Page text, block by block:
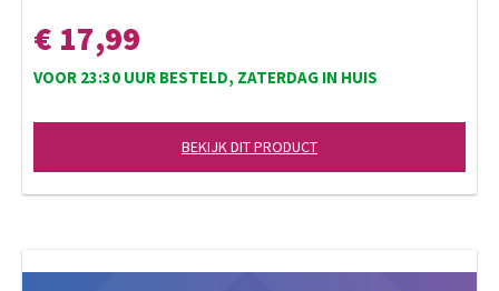
€ 17,99
VOOR 23:30 UUR BESTELD, ZATERDAG IN HUIS
BEKIJK DIT PRODUCT